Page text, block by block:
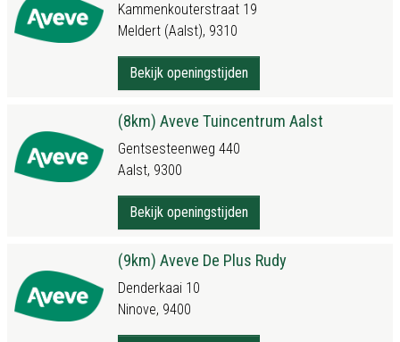
Kammenkouterstraat 19
Meldert (Aalst), 9310
Bekijk openingstijden
(8km) Aveve Tuincentrum Aalst
Gentsesteenweg 440
Aalst, 9300
Bekijk openingstijden
(9km) Aveve De Plus Rudy
Denderkaai 10
Ninove, 9400